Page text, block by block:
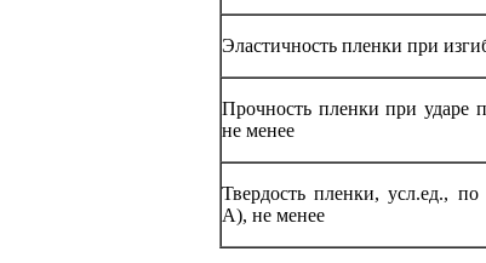
Эластичность пленки при
Прочность пленки при ударе
не менее
Твердость пленки, усл.ед.,
А), не менее